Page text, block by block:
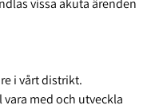
vissa akuta ärenden
i vårt distrikt.
med och utveckla